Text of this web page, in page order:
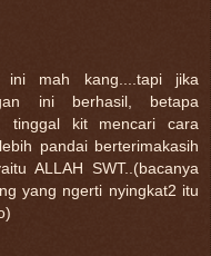
ini mah kang....tapi jika
ini berhasil, betapa
tinggal kit mencari cara
pandai berterimakasih
ALLAH SWT..(bacanya
yang ngerti nyingkat2 itu